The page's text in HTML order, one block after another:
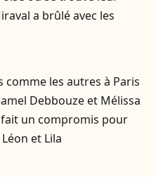
a brûlé avec les
comme les autres à Paris
Debbouze et Mélissa
un compromis pour
et Lila